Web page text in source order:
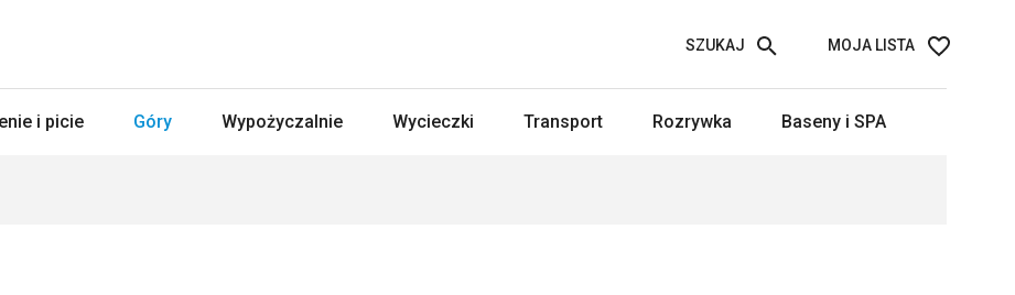
MOJA LISTA
SZUKAJ
i picie Góry Wypożyczalnie Wycieczki Transport Rozrywka Baseny i SPA